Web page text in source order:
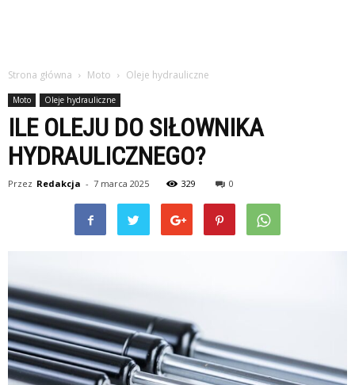
Strona główna Moto Oleje hydrauliczne
Moto Oleje hydrauliczne
ILE OLEJU DO SIŁOWNIKA
HYDRAULICZNEGO?
Przez Redakcja - 7 marca 2025 329 0